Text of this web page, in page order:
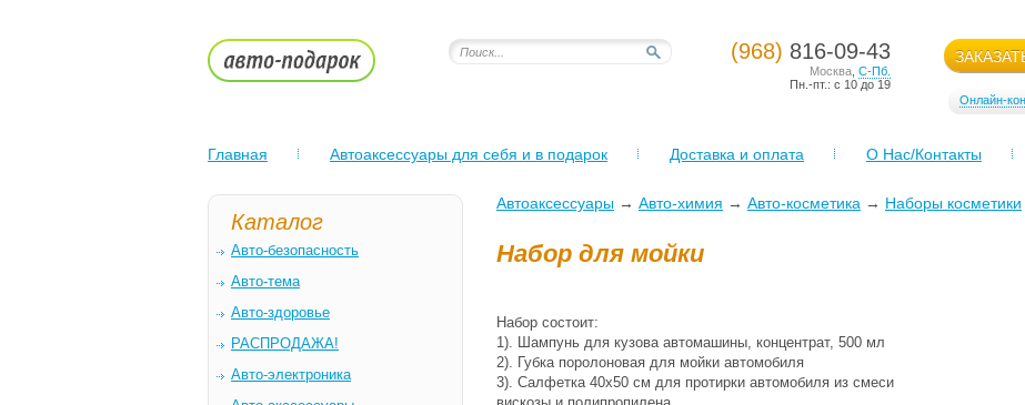
(968) 816-09-43
Москва С-Пб.
Пн.-пт.: с 10 до 19
Онлайн-
Главная Автоаксессуары для себя и в подарок Доставка и оплата О Нас/Контакты
Каталог
Авто-безопасность
Авто-тема
Авто-здоровье
РАСПРОДАЖА!
Авто-электроника
Автоаксессуары → Авто-химия → Авто-косметика → Наборы косметики
Набор для мойки
Набор состоит:
1). Шампунь для кузова автомашины, концентрат, 500 мл
2). Губка поролоновая для мойки автомобиля
3). Салфетка 40х50 см для протирки автомобиля из смеси